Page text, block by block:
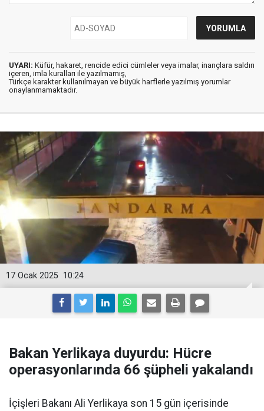
UYARI: Küfür, hakaret, rencide edici cümleler veya imalar, inançlara saldırı
içeren, imla kuralları ile yazılmamış,
Türkçe karakter kullanılmayan ve büyük harflerle yazılmış yorumlar
onaylanmamaktadır.
10:24
17 Ocak 2025
Bakan Yerlikaya duyurdu: Hücre
operasyonlarında 66 şüpheli yakalandı
İçişleri Bakanı Ali Yerlikaya son 15 gün içerisinde